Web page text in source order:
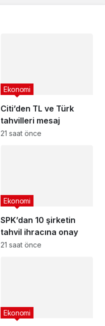
Citi’den TL ve Türk
tahvilleri mesaj
Ekonomi
21 saat önce
SPK’dan 10 şirketin
tahvil ihracına onay
Ekonomi
21 saat önce
Ekonomi